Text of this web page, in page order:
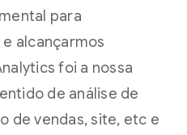
para
alcançarmos
foi a nossa
de análise de
de vendas, site, etc e